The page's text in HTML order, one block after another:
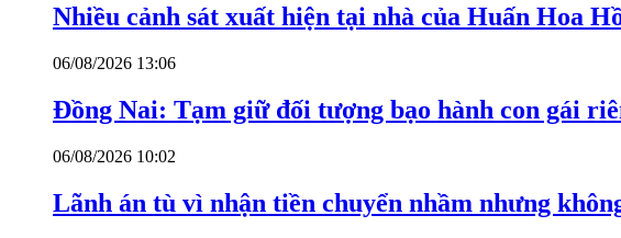
Nhiều cảnh sát xuất hiện tại nhà của Huấn Hoa
06/08/2026 13:06
Đồng Nai: Tạm giữ đối tượng bạo hành con gái
06/08/2026 10:02
Lãnh án tù vì nhận tiền chuyển nhầm nhưng